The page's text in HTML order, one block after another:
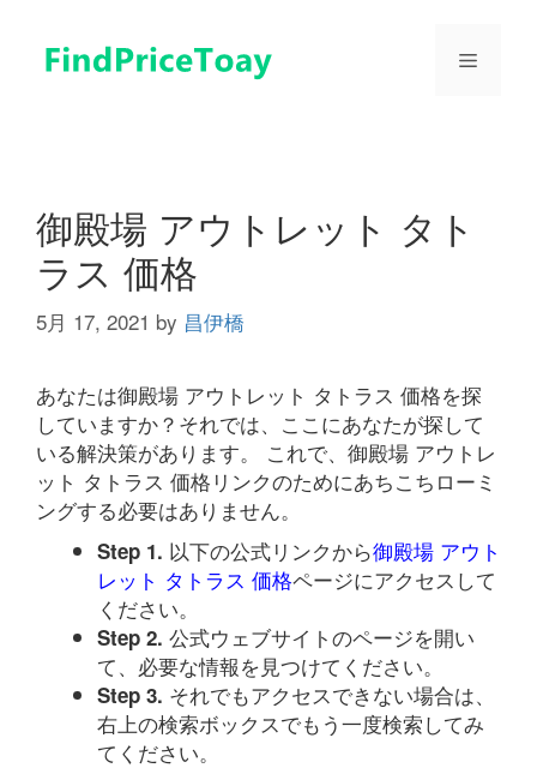
メ
御殿場 アウトレット タト
ラス 価格
5月 17, 2021 by 昌伊橋
あなたは御殿場 アウトレット タトラス 価格を探
していますか？それでは、ここにあなたが探して
いる解決策があります。 これで、御殿場 アウトレ
ット タトラス 価格リンクのためにあちこちローミ
ングする必要はありません。
Step 1. 以下の公式リンクから御殿場 アウト
レット タトラス 価格ページにアクセスして
ください。
Step 2. 公式ウェブサイトのページを開い
て、必要な情報を見つけてください。
Step 3. それでもアクセスできない場合は、
右上の検索ボックスでもう一度検索してみ
てください。